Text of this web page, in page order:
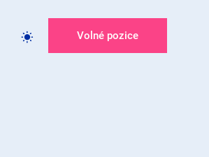
Volné pozice